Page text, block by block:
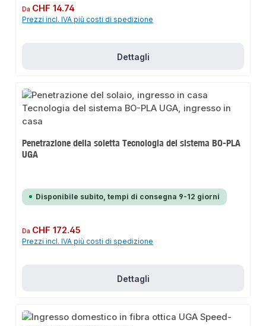
Prezzo normale:
Da CHF 14.74
Prezzi incl. IVA più costi di spedizione
Dettagli
Penetrazione della soletta Tecnologia del sistema BO-PLA
UGA
Disponibile subito, tempi di consegna 9-12 giorni
Prezzo normale:
Da CHF 172.45
Prezzi incl. IVA più costi di spedizione
Dettagli